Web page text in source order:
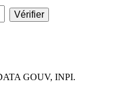
GOUV, INPI.